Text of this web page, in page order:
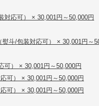
対応可） × 30,001円～50,000円
斗/包装対応可） × 30,001円～
可） × 30,001円～50,000円
可） × 30,001円～50,000円
可） × 30,001円～50,000円